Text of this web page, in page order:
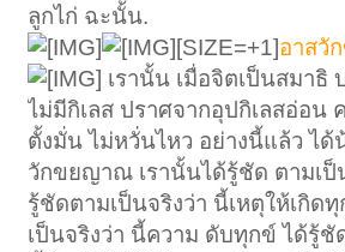
ลูกไก่ ฉะนั้น.
[SIZE=+1]อาสวั
เรานั้น เมื่อจิตเป็นสมาธิ
ไม่มีกิเลส ปราศจากอุปกิเลสอ่อน
ตั้งมั่น ไม่หวั่นไหว อย่างนี้แล้ว ได้
วักขยญาณ เรานั้นได้รู้ชัด ตามเป็
รู้ชัดตามเป็นจริงว่า นี้เหตุให้เกิด
เป็นจริงว่า นี้ความ ดับทุกข์ ได้รู้ชั